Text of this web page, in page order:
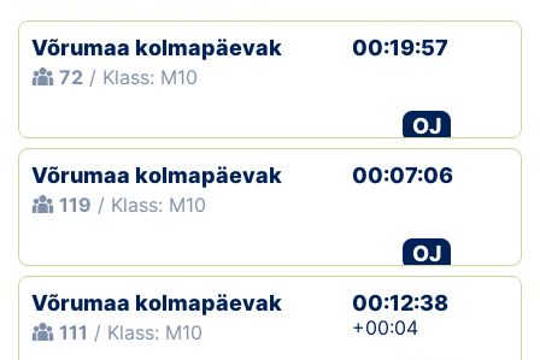
Kaardid
Koondised
Tulemused
Võrumaa kolmapäevak
72 / Klass: M10
00:19:57
OJ
Võrumaa kolmapäevak
119 / Klass: M10
00:07:06
OJ
Võrumaa kolmapäevak
111 / Klass: M10
00:12:38
+00:04